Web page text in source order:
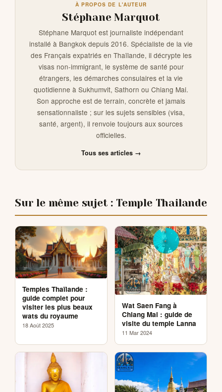
À PROPOS DE L'AUTEUR
Stéphane Marquot
Stéphane Marquot est journaliste indépendant
installé à Bangkok depuis 2016. Spécialiste de la vie
des Français expatriés en Thaïlande, il décrypte les
visas non-immigrant, le système de santé pour
étrangers, les démarches consulaires et la vie
quotidienne à Sukhumvit, Sathorn ou Chiang Mai.
Son approche est de terrain, concrète et jamais
sensationnaliste ; sur les sujets sensibles (visa,
santé, argent), il renvoie toujours aux sources
officielles.
Tous ses articles →
Sur le même sujet : Temple Thailande
Temples Thaïlande :
guide complet pour
visiter les plus beaux
wats du royaume
18 Août 2025
Wat Saen Fang à
Chiang Mai : guide de
visite du temple Lanna
11 Mar 2024